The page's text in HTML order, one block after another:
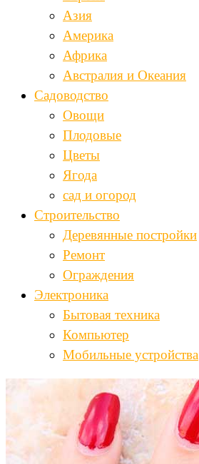
Азия
Америка
Африка
Австралия и Океания
Садоводство
Овощи
Плодовые
Цветы
Ягода
сад и огород
Строительство
Деревянные постройки
Ремонт
Ограждения
Электроника
Бытовая техника
Компьютер
Мобильные устройства